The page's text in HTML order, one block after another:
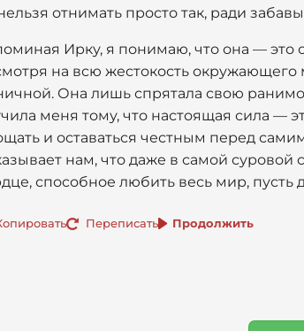
отнимать просто так, ради
Ирку, я понимаю, что она — это
на всю жестокость окружающего
Она лишь спрятала свою
меня тому, что настоящая сила —
и оставаться честным перед
нам, что даже в самой
способное любить весь мир,
Переписать Продолжить